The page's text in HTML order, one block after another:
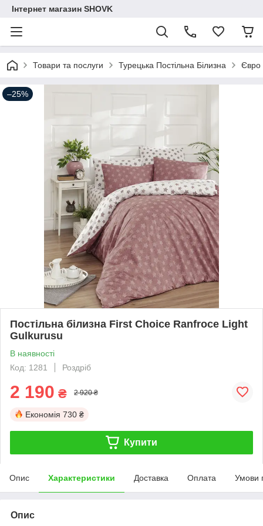
Інтернет магазин SHOVK
Товари та послуги Турецька Постільна Білизна Євро
–25%
Постільна білизна First Choice Ranfroce Light
Gulkurusu
В наявності
Код: 1281
Роздріб
2 190 ₴ 2 920 ₴
Економія 730 ₴
Купити
Опис Характеристики Доставка Оплата Умови
Опис